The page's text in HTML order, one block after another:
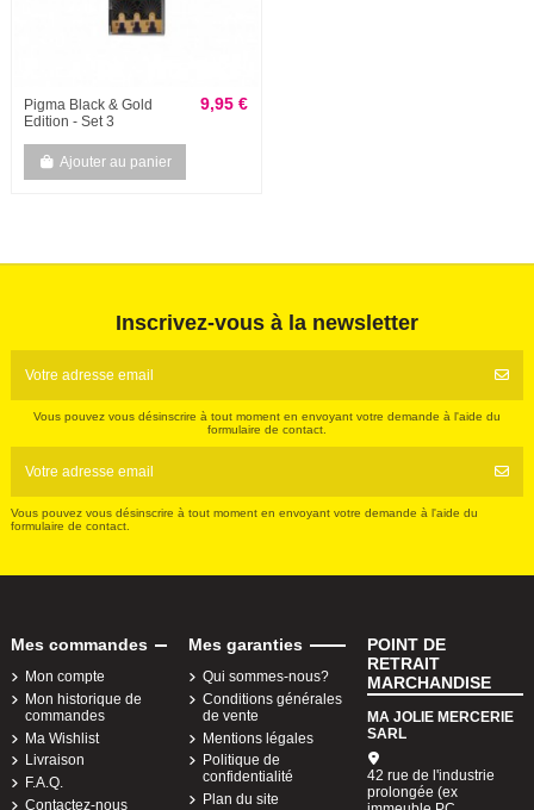
Pigma Black & Gold
Edition - Set 3
9,95 €
Ajouter au panier
Inscrivez-vous à la newsletter
Vous pouvez vous désinscrire à tout moment en envoyant votre demande à l'aide du
formulaire de contact.
Vous pouvez vous désinscrire à tout moment en envoyant votre demande à l'aide du
formulaire de contact.
Mes commandes
Mon compte
Mon historique de
commandes
Ma Wishlist
Livraison
F.A.Q.
Contactez-nous
Mes garanties
Qui sommes-nous?
Conditions générales
de vente
Mentions légales
Politique de
confidentialité
Plan du site
POINT DE
RETRAIT
MARCHANDISE
MA JOLIE MERCERIE
SARL
42 rue de l'industrie
prolongée (ex